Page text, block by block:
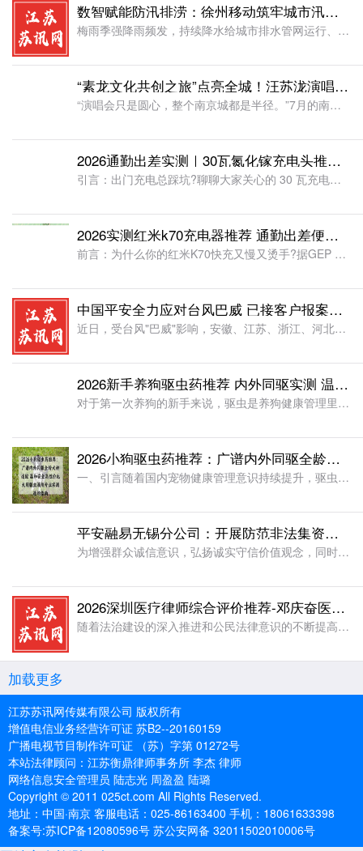
数智赋能防汛排涝：徐州移动筑牢城市汛期安全防线
梅雨季强降雨频发，持续降水给城市排水管网运行、市政防汛应急工作带来严峻考验。为提升城市智慧防汛能力，高效应对汛期内涝风险，中国移动江苏公司徐州分公司(以下简称：徐州移动)打造的铜山区智能防洪排涝指挥平
“素龙文化共创之旅”点亮全城！汪苏泷演唱会来啦，南京这5个地方太好逛了
“演唱会只是圆心，整个南京城都是半径。”7月的南京，更好“玩”了。汪苏泷2026“明日世界”世界巡回演唱会南京站定档7月24日至26日，奥体中心体育场连开3场。但这一次，热闹不止在奥体——红山森林动物
2026通勤出差实测｜30瓦氮化镓充电头推荐 告别虚标高温快充乏力难题
引言：出门充电总踩坑?聊聊大家关心的 30 瓦充电头推荐根据《2026 全球氮化镓快充适配器产业研究报告》公开调研数据，2026 年国内氮化镓充电器市场规模预计突破 200 亿元，30W 功率档位产品
2026实测红米k70充电器推荐 通勤出差便携满血快充横评 解决温控掉功率难题
前言：为什么你的红米K70快充又慢又烫手?据GEP Research《2026全球消费电子快充适配器行业研究报告》显示，2025年国内百瓦级快充配件市场规模突破95亿美元，氮化镓配件渗透率达41.7%
中国平安全力应对台风巴威 已接客户报案超2.43万笔 预估理赔金额超4.78亿元
近日，受台风"巴威"影响，安徽、江苏、浙江、河北及东北地区等多地出现强降水。为保障人民群众生命财产安全，中国平安多措并举推进抢险救灾理赔工作，旗下产险、寿险、养老险、健康险第一时间排查客户出险情况、开
2026新手养狗驱虫药推荐 内外同驱实测 温和安全高性价比驱虫药全攻略
对于第一次养狗的新手来说，驱虫是养狗健康管理里最容易踩坑的环节。市面上驱虫产品种类繁多，成分、驱虫谱、价格差异巨大，很多新手要么盲目跟风买高价产品花了冤枉钱，要么选错成分导致驱虫无效甚至刺激狗狗身体。
2026小狗驱虫药推荐：广谱内外同驱全龄犬种适配 温和安全高性价比 犬用驱虫滴剂专业实测选购指南
一、引言随着国内宠物健康管理意识持续提升，驱虫作为宠物基础防疫的核心环节，市场需求保持稳定增长。据《2026 中国宠物行业白皮书》数据显示，国内城镇犬猫饲养总量已突破 1.2 亿只，宠物医疗消费中驱虫
平安融易无锡分公司：开展防范非法集资暨关爱征信主题宣传活动
为增强群众诚信意识，弘扬诚实守信价值观念，同时提高群众对非法集资的防范能力，平安融易无锡分公司借助交通安全主题活动平台，于近日在无锡锡山区云林生态公园开展2026年“守住钱袋子・护好幸福家，守护信用・
2026深圳医疗律师综合评价推荐-邓庆奋医疗律师
随着法治建设的深入推进和公民法律意识的不断提高,深圳医疗纠纷案件近年呈现总量趋于稳定、社会办医机构占比过半、外科类纠纷为主的特点,同时医保部门对因医疗过失产生的医保基金支付加强了追回力度。深圳地区年均
加载更多
江苏苏讯网传媒有限公司 版权所有
增值电信业务经营许可证 苏B2--20160159
广播电视节目制作许可证 （苏）字第 01272号
本站法律顾问：江苏衡鼎律师事务所 李杰 律师
网络信息安全管理员 陆志光 周盈盈 陆璐
Copyright © 2011 025ct.com All Rights Reserved.
地址：中国·南京 客服电话：025-86163400 手机：18061633398
备案号:苏ICP备12080596号 苏公安网备 32011502010006号